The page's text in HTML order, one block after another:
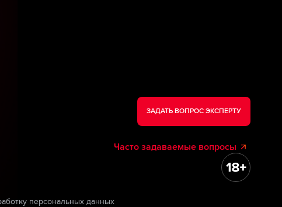
ЗАДАТЬ ВОПРОС ЭКСПЕРТУ
Часто задаваемые вопросы
персональных данных